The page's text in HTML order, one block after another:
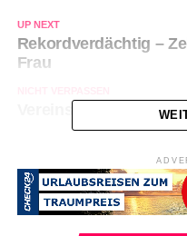
UP NEXT
Rekordverdächtig –
Frau
Vereinsheim in Boele